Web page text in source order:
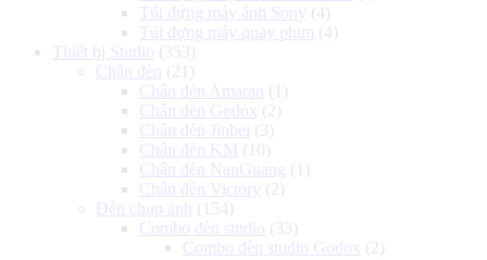
Túi đựng máy ảnh Sony (4)
Túi đựng máy quay phim (4)
Thiết bị Studio (353)
Chân đèn
(21)
Chân đèn Amaran
(1)
Chân đèn Godox (2)
Chân đèn Jinbei (3)
Chân đèn KM (10)
Chân đèn NanGuang (1)
Chân đèn Victory (2)
Đèn chụp ảnh
(154)
Combo đèn studio (33)
Combo đèn studio Godox (2)